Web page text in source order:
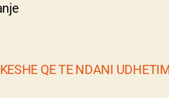
QE TE NDANI